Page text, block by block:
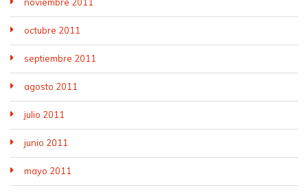
octubre 2011
septiembre 2011
agosto 2011
julio 2011
junio 2011
mayo 2011